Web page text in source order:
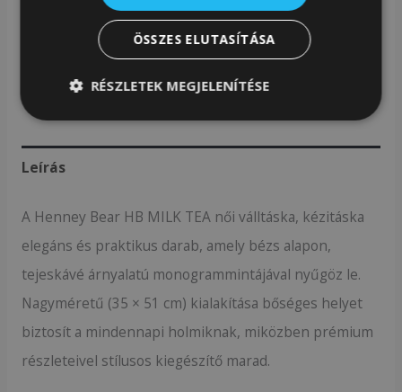
H-1220-HB MILK TEA
Henney Bear Kézitáska Henney Bear Táskák
Henney Bear Válltáska
Leírás
A Henney Bear HB MILK TEA női válltáska, kézitáska
elegáns és praktikus darab, amely bézs alapon,
tejeskávé árnyalatú monogrammintájával nyűgöz le.
Nagyméretű (35 × 51 cm) kialakítása bőséges helyet
biztosít a mindennapi holmiknak, miközben prémium
részleteivel stílusos kiegészítő marad.
ÖSSZES ELUTASÍTÁSA
RÉSZLETEK MEGJELENÍTÉSE